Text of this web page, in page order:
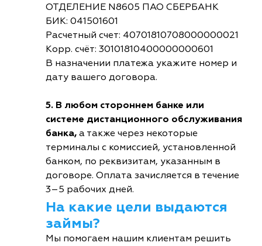
ОТДЕЛЕНИЕ N8605 ПАО СБЕРБАНК
БИК: 041501601
Расчетный счет: 40701810708000000021
Корр. счёт: 30101810400000000601
В назначении платежа укажите номер и
дату вашего договора.
5. В любом стороннем банке или
системе дистанционного обслуживания
банка, а также через некоторые
терминалы с комиссией, установленной
банком, по реквизитам, указанным в
договоре. Оплата зачисляется в течение
3–5 рабочих дней.
На какие цели выдаются
займы?
Мы помогаем нашим клиентам решить